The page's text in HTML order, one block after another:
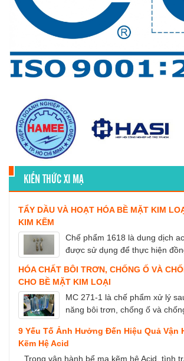
KIẾN THỨC XI MẠ
TẨY DẦU VÀ HOẠT HÓA BỀ MẶT KIM
KIM KẼM
Chế phẩm 1618 là dung dịch
được sử dụng để thực hiện
HÓA CHẤT BÔI TRƠN, CHỐNG Ố VÀ
CHO BỀ MẶT KIM LOẠI
MC 271-1 là chế phẩm xử lý
năng bôi trơn, chống ố và
9 Yếu Tố Ảnh Hưởng Đến Hiệu Quả Vận
Kẽm Hệ Acid
Trong vận hành bể mạ kẽm hệ Acid, tình